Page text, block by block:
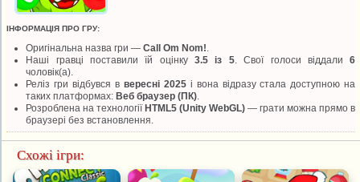
ІНФОРМАЦІЯ ПРО ГРУ:
Оригінальна назва гри —Call Om Nom!
Наші гравці поставили їй оцінку3.5 із 5. Свої голоси віддали6
чоловік(а).
Реліз гри відбувся в вересні 2025і вона відразу стала доступною на
таких платформах:Веб браузер (ПК)
Розроблена на технологіїHTML5 (Unity WebGL) — грати можна прямо в
браузері без встановлення.
Схожі ігри: